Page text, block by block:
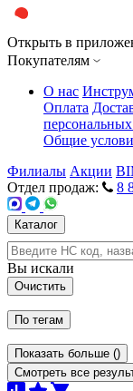
Открыть в
Покупателям
О нас
Оплата
Общие
Филиалы Акции
Отдел продаж:
8
Каталог
Вы искали
Очистить
По тегам
Показать больше ()
Смотреть все